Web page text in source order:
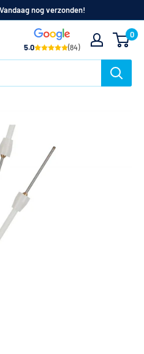
nog verzonden!
5.0 (84)
0